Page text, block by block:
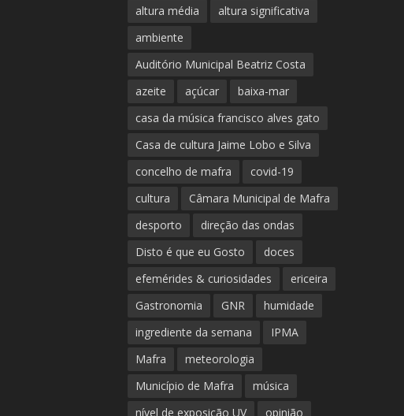
altura média
altura significativa
ambiente
Auditório Municipal Beatriz Costa
azeite
açúcar
baixa-mar
casa da música francisco alves gato
Casa de cultura Jaime Lobo e Silva
concelho de mafra
covid-19
cultura
Câmara Municipal de Mafra
desporto
direção das ondas
Disto é que eu Gosto
doces
efemérides & curiosidades
ericeira
Gastronomia
GNR
humidade
ingrediente da semana
IPMA
Mafra
meteorologia
Município de Mafra
música
nível de exposição UV
opinião